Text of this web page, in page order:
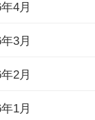
4月
3月
2月
1月